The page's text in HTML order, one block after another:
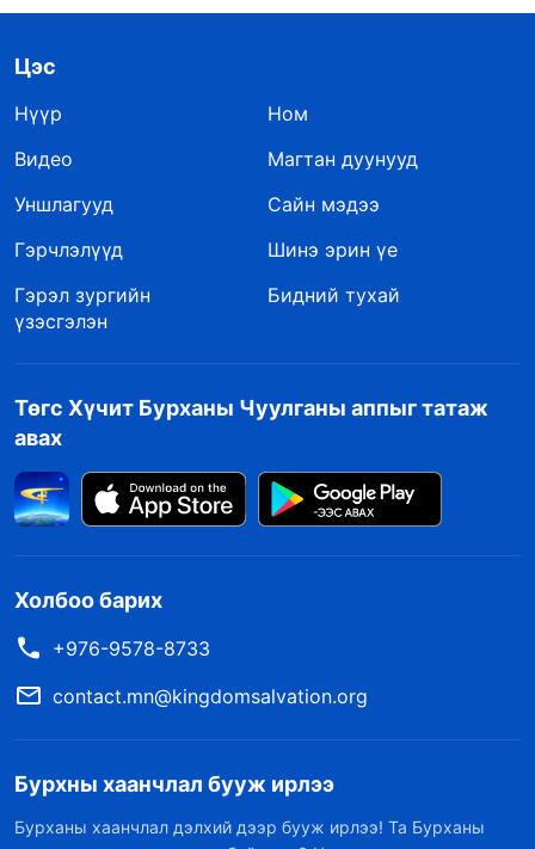
Цэс
Нүүр
Ном
Видео
Магтан дуунууд
Уншлагууд
Сайн мэдээ
Гэрчлэлүүд
Шинэ эрин үе
Гэрэл зургийн
үзэсгэлэн
Бидний тухай
Төгс Хүчит Бурханы Чуулганы аппыг татаж
авах
Холбоо барих
+976-9578-8733
contact.mn@kingdomsalvation.org
Бурхны хаанчлал бууж ирлээ
Бурханы хаанчлал дэлхий дээр бууж ирлээ! Та Бурханы